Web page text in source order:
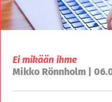
Ei mikään ihme
Mikko Rönnholm |